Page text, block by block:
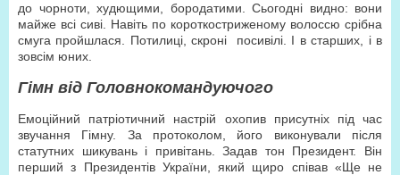
до чорноти, худющими, бородатими. Сьогодні видно: вони
майже всі сиві. Навіть по короткостриженому волоссю срібна
смуга пройшлася. Потилиці, скроні
посивілі. І в старших, і в
зовсім юних.
Гімн від Головнокомандуючого
Емоційний патріотичний настрій охопив присутніх під час
звучання Гімну. За протоколом, його виконували після
статутних шикувань і привітань. Задав тон Президент. Він
перший з Президентів України, який щиро співав «Ще не